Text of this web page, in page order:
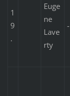
1
9
.
Euge
ne
Lave
rty
-